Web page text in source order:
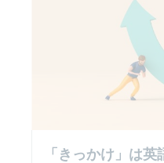
「きっかけ」は